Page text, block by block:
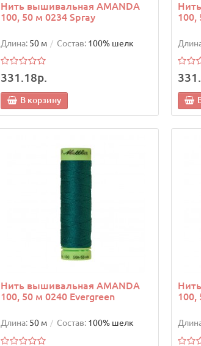
Нить вышивальная AMANDA
100, 50 м 0234 Spray
Длина: 50 м Состав: 100% шелк
331.18р.
В корзину
100,
Нить вышивальная AMANDA
100, 50 м 0240 Evergreen
Длина: 50 м Состав: 100% шелк
100,